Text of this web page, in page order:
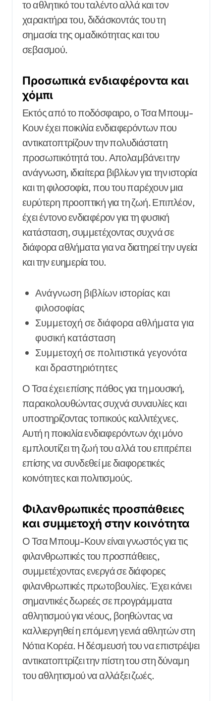
το αθλητικό του ταλέντο αλλά και τον
χαρακτήρα του, διδάσκοντάς του τη
σημασία της ομαδικότητας και του
σεβασμού.
Προσωπικά ενδιαφέροντα και
χόμπι
Εκτός από το ποδόσφαιρο, ο Τσα Μπουμ-
Κουν έχει ποικιλία ενδιαφερόντων που
αντικατοπτρίζουν την πολυδιάστατη
προσωπικότητά του. Απολαμβάνει την
ανάγνωση, ιδιαίτερα βιβλίων για την ιστορία
και τη φιλοσοφία, που του παρέχουν μια
ευρύτερη προοπτική για τη ζωή. Επιπλέον,
έχει έντονο ενδιαφέρον για τη φυσική
κατάσταση, συμμετέχοντας συχνά σε
διάφορα αθλήματα για να διατηρεί την υγεία
και την ευημερία του.
Ανάγνωση βιβλίων ιστορίας και
φιλοσοφίας
Συμμετοχή σε διάφορα αθλήματα για
φυσική κατάσταση
Συμμετοχή σε πολιτιστικά γεγονότα
και δραστηριότητες
Ο Τσα έχει επίσης πάθος για τη μουσική,
παρακολουθώντας συχνά συναυλίες και
υποστηρίζοντας τοπικούς καλλιτέχνες.
Αυτή η ποικιλία ενδιαφερόντων όχι μόνο
εμπλουτίζει τη ζωή του αλλά του επιτρέπει
επίσης να συνδεθεί με διαφορετικές
κοινότητες και πολιτισμούς.
Φιλανθρωπικές προσπάθειες
και συμμετοχή στην κοινότητα
Ο Τσα Μπουμ-Κουν είναι γνωστός για τις
φιλανθρωπικές του προσπάθειες,
συμμετέχοντας ενεργά σε διάφορες
φιλανθρωπικές πρωτοβουλίες. Έχει κάνει
σημαντικές δωρεές σε προγράμματα
αθλητισμού για νέους, βοηθώντας να
καλλιεργηθεί η επόμενη γενιά αθλητών στη
Νότια Κορέα. Η δέσμευσή του να επιστρέψει
αντικατοπτρίζει την πίστη του στη δύναμη
του αθλητισμού να αλλάξει ζωές.